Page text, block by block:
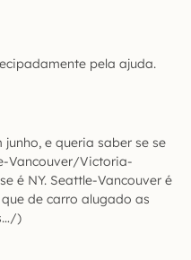
pela ajuda.
e queria saber se se
Vancouver/Victoria-
é NY. Seattle-Vancouver é
de carro alugado as
)